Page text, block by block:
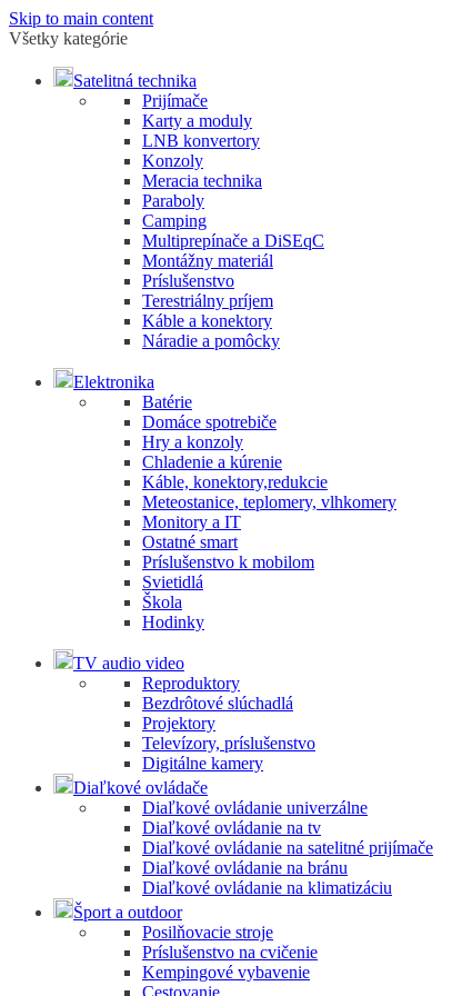
Skip to main content
Všetky kategórie
Satelitná technika
Prijímače
Karty a moduly
LNB konvertory
Konzoly
Meracia technika
Paraboly
Camping
Multiprepínače a DiSEqC
Montážny materiál
Príslušenstvo
Terestriálny príjem
Káble a konektory
Náradie a pomôcky
Elektronika
Batérie
Domáce spotrebiče
Hry a konzoly
Chladenie a kúrenie
Káble, konektory,redukcie
Meteostanice, teplomery, vlhkomery
Monitory a IT
Ostatné smart
Príslušenstvo k mobilom
Svietidlá
Škola
Hodinky
TV audio video
Reproduktory
Bezdrôtové slúchadlá
Projektory
Televízory, príslušenstvo
Digitálne kamery
Diaľkové ovládače
Diaľkové ovládanie univerzálne
Diaľkové ovládanie na tv
Diaľkové ovládanie na satelitné prijímače
Diaľkové ovládanie na bránu
Diaľkové ovládanie na klimatizáciu
Šport a outdoor
Posilňovacie stroje
Príslušenstvo na cvičenie
Kempingové vybavenie
Cestovanie